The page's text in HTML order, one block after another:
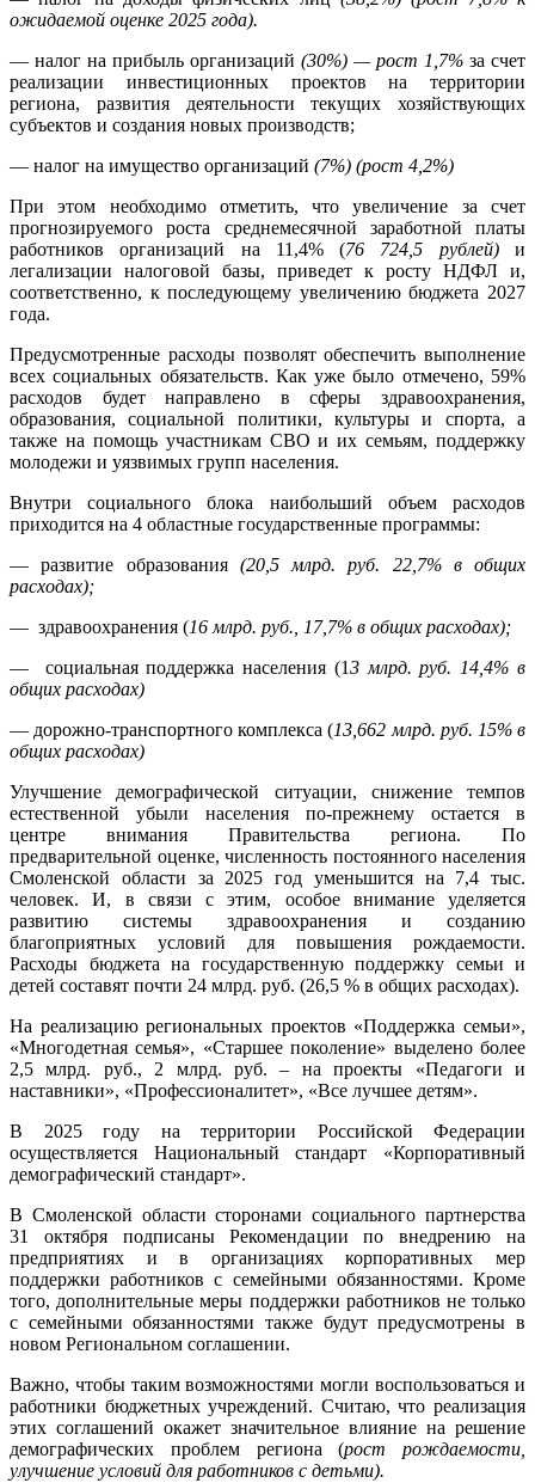
ожидаемой оценке 2025 года).
— налог на прибыль организаций (30%) — рост 1,7% за счет
реализации инвестиционных проектов на территории
региона, развития деятельности текущих хозяйствующих
субъектов и создания новых производств;
— налог на имущество организаций (7%) (рост 4,2%)
При этом необходимо отметить, что увеличение за счет
прогнозируемого роста среднемесячной заработной платы
работников организаций на 11,4% (76 724,5 рублей)и
легализации налоговой базы, приведет к росту НДФЛ и,
соответственно, к последующему увеличению бюджета 2027
года.
Предусмотренные расходы позволят обеспечить выполнение
всех социальных обязательств. Как уже было отмечено, 59%
расходов будет направлено в сферы здравоохранения,
образования, социальной политики, культуры и спорта, а
также на помощь участникам СВО и их семьям, поддержку
молодежи и уязвимых групп населения.
Внутри социального блока наибольший объем расходов
приходится на 4 областные государственные программы:
— развитие образования(20,5 млрд. руб. 22,7% в общих
расходах);
— здравоохранения (16 млрд. руб., 17,7% в общих расходах);
— социальная поддержка населения (13 млрд. руб. 14,4% в
общих расходах)
— дорожно-транспортного комплекса (13,662 млрд. руб. 15% в
общих расходах)
Улучшение демографической ситуации, снижение темпов
естественной убыли населения по-прежнему остается в
центре внимания Правительства региона. По
предварительной оценке, численность постоянного населения
Смоленской области за 2025 год уменьшится на 7,4 тыс.
человек. И, в связи с этим, особое внимание уделяется
развитию системы здравоохранения и созданию
благоприятных условий для повышения рождаемости.
Расходы бюджета на государственную поддержку семьи и
детей составят почти 24 млрд. руб. (26,5 % в общих расходах).
На реализацию региональных проектов «Поддержка семьи»,
«Многодетная семья», «Старшее поколение» выделено более
2,5 млрд. руб., 2 млрд. руб. – на проекты «Педагоги и
наставники», «Профессионалитет», «Все лучшее детям».
В 2025 году на территории Российской Федерации
осуществляется Национальный стандарт «Корпоративный
демографический стандарт».
В Смоленской области сторонами социального партнерства
31 октября подписаны Рекомендации по внедрению на
предприятиях и в организациях корпоративных мер
поддержки работников с семейными обязанностями. Кроме
того, дополнительные меры поддержки работников не только
с семейными обязанностями также будут предусмотрены в
новом Региональном соглашении.
Важно, чтобы таким возможностями могли воспользоваться и
работники бюджетных учреждений. Считаю, что реализация
этих соглашений окажет значительное влияние на решение
демографических проблем региона (рост рождаемости,
улучшение условий для работников с детьми).